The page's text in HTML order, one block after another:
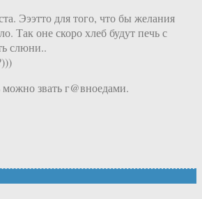
Эээтто для того, что бы желания
Так оне скоро хлеб будут печь с
слюни..
звать г@вноедами.